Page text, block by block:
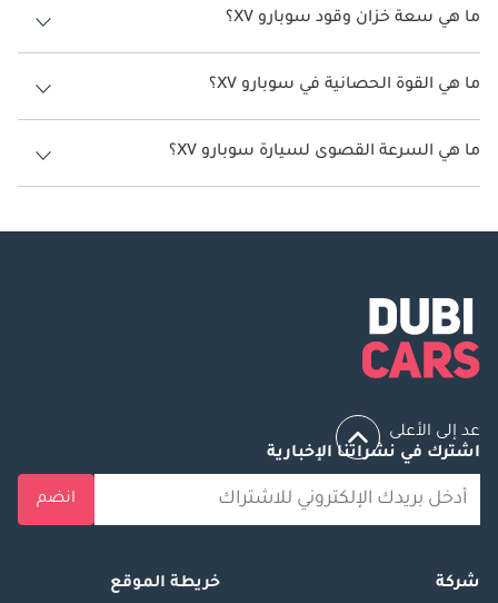
ما هي سعة خزان وقود سوبارو XV؟
سعة خزان وقود سوبارو XV 63 ليتر.
ما هي القوة الحصانية في سوبارو XV؟
تنتج سوبارو XV قوة 150 حصان.
ما هي السرعة القصوى لسيارة سوبارو XV؟
السرعة القصوى لسيارة سوبارو XV هي 194 كم/الساعة.
عد إلى الأعلى
اشترك في نشراتنا الإخبارية
انضم
شركة
خريطة الموقع